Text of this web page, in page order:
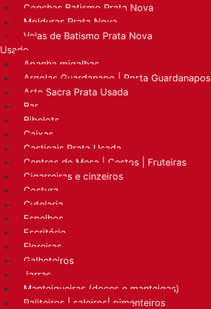
Conchas Batismo Prata Nova
Molduras Prata Nova
Velas de Batismo Prata Nova
Usado
Apanha migalhas
Argolas Guardanapo | Porta Guardanapos
Arte Sacra Prata Usada
Bar
Bibelots
Caixas
Castiçais Prata Usada
Centros de Mesa | Cestos | Fruteiras
Cigarreiras e cinzeiros
Costura
Cutelaria
Espelhos
Escritório
Floreiras
Galheteiros
Jarras
Manteigueiras (doces e manteigas)
Paliteiros | saleiros| pimenteiros